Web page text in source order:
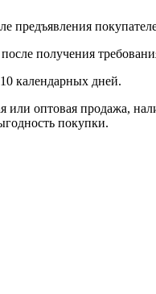
предъявления
получения
календарных дней.
продажа,
покупки.